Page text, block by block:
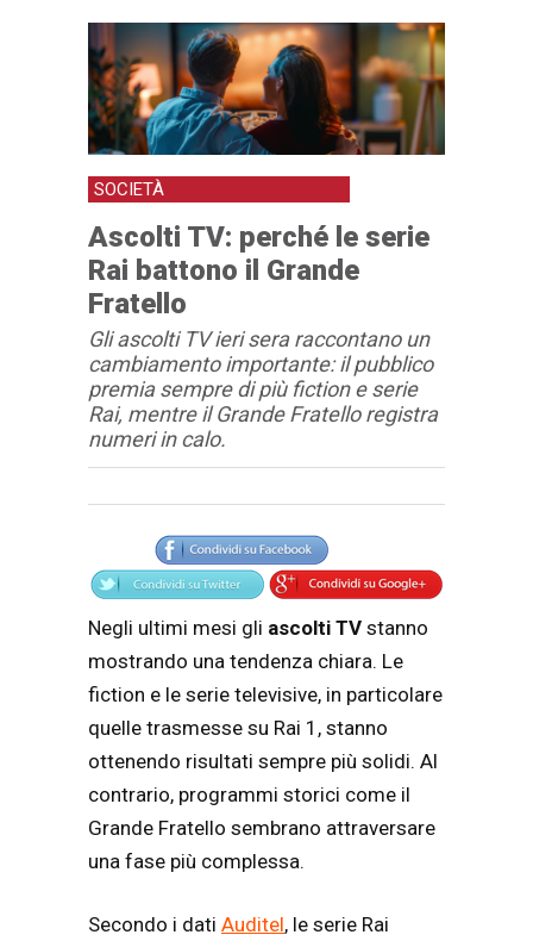
SOCIETÀ
Ascolti TV: perché le serie
Rai battono il Grande
Fratello
Gli ascolti TV ieri sera raccontano un
cambiamento importante: il pubblico
premia sempre di più fiction e serie
Rai, mentre il Grande Fratello registra
numeri in calo.
Articolo
Testo articolo principale
Negli ultimi mesi gli ascolti TV stanno
mostrando una tendenza chiara. Le
fiction e le serie televisive, in particolare
quelle trasmesse su Rai 1 , stanno
ottenendo risultati sempre più solidi. Al
contrario, programmi storici come il
Grande Fratello sembrano attraversare
una fase più complessa.
Secondo i dati Auditel, le serie Rai